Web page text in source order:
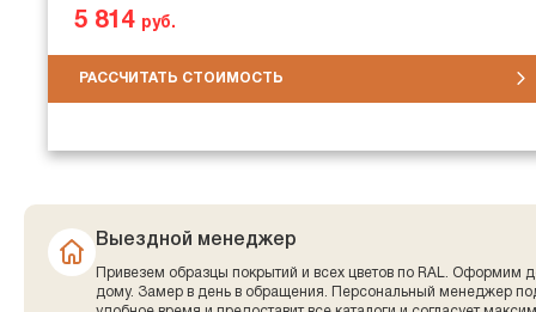
5 814 руб.
РАССЧИТАТЬ СТОИМОСТЬ
Выездной менеджер
Привезем образцы покрытий и всех цветов по RAL. Оформим
дому. Замер в день в обращения. Персональный менеджер